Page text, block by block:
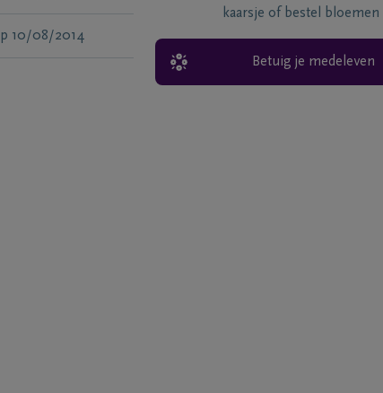
10/08/2014
kaarsje of bestel bloemen
Betuig je medeleven